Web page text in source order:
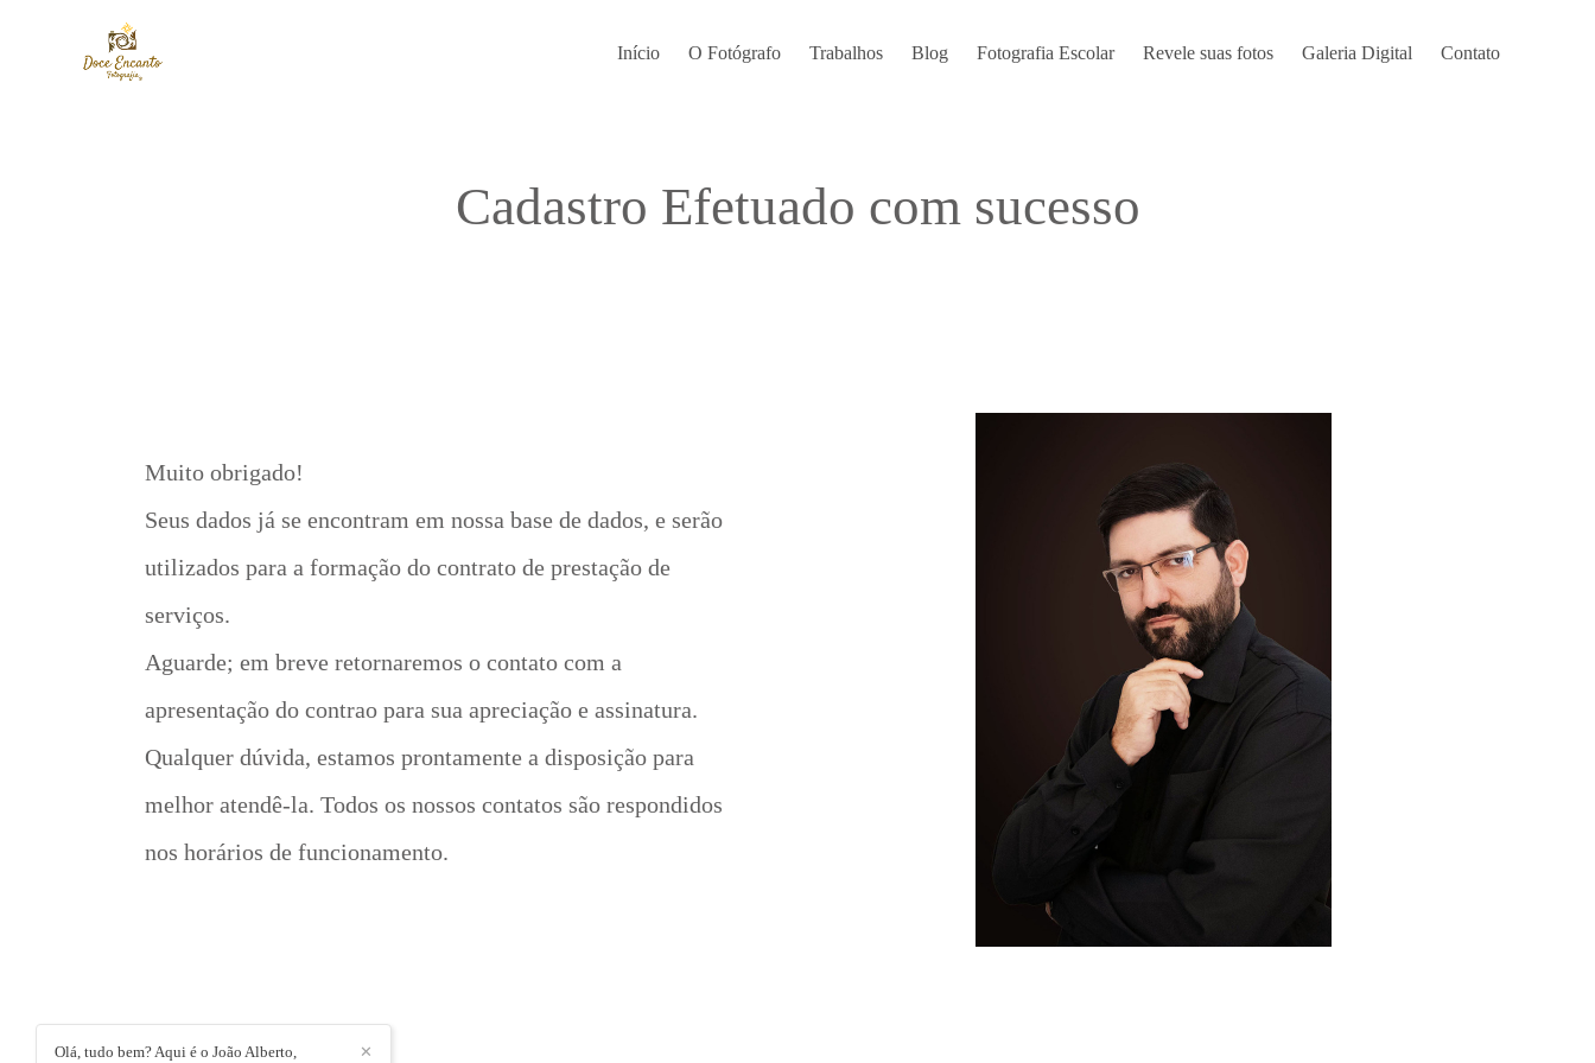
Início O Fotógrafo Trabalhos Blog Fotografia Escolar Revele suas fotos Galeria Digital Contato
Cadastro Efetuado com sucesso
Muito obrigado!
Seus dados já se encontram em nossa base de dados, e serão
utilizados para a formação do contrato de prestação de
serviços.
Aguarde; em breve retornaremos o contato com a
apresentação do contrao para sua apreciação e assinatura.
Qualquer dúvida, estamos prontamente a disposição para
melhor atendê-la. Todos os nossos contatos são respondidos
nos horários de funcionamento.
✕
Olá, tudo bem? Aqui é o João Alberto,